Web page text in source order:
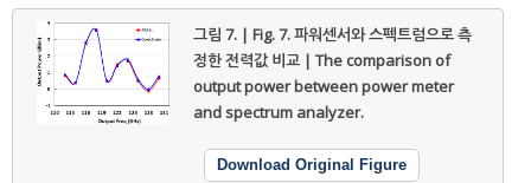
그림 7. | Fig. 7.파워센서와 스펙트럼으로 측
정한 전력값 비교 | The comparison of
output power between power meter
and spectrum analyzer.
Download Original Figure